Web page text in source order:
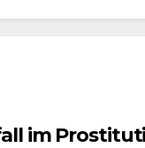
im